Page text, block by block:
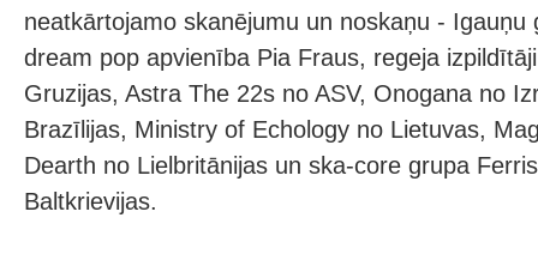
neatkārtojamo skanējumu un noskaņu - Igauņu
dream pop apvienība Pia Fraus, regeja
Gruzijas, Astra The 22s no ASV, Onogana no
Brazīlijas, Ministry of Echology no Lietuvas,
Dearth no Lielbritānijas un ska-core grupa
Baltkrievijas.